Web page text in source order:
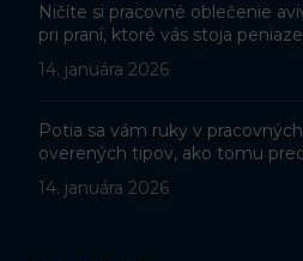
Ničíte si pracovné oblečenie
pri praní, ktoré vás stoja peniaze
14. januára 2026
Potia sa vám ruky v
overených tipov, ako tomu
14. januára 2026